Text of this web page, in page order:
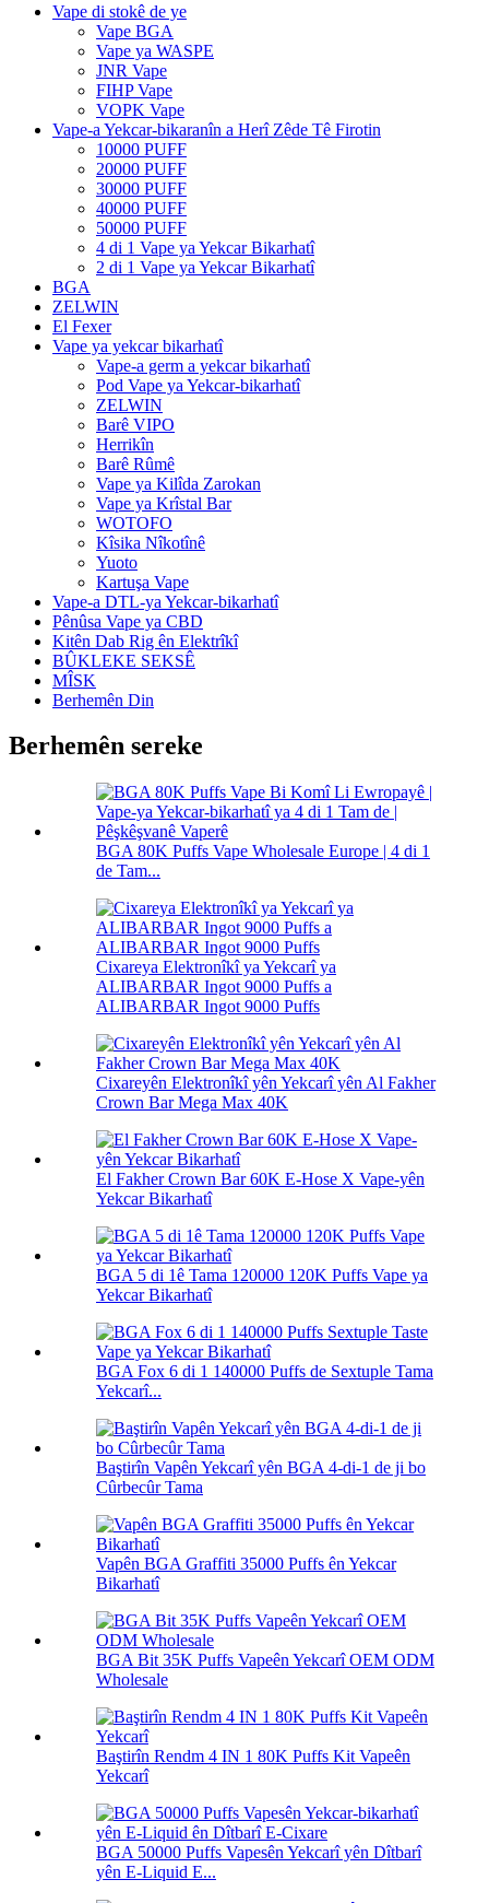
Vape di stokê de ye
Vape BGA
Vape ya WASPE
JNR Vape
FIHP Vape
VOPK Vape
Vape-a Yekcar-bikaranîn a Herî Zêde Tê Firotin
10000 PUFF
20000 PUFF
30000 PUFF
40000 PUFF
50000 PUFF
4 di 1 Vape ya Yekcar Bikarhatî
2 di 1 Vape ya Yekcar Bikarhatî
BGA
ZELWIN
El Fexer
Vape ya yekcar bikarhatî
Vape-a germ a yekcar bikarhatî
Pod Vape ya Yekcar-bikarhatî
ZELWIN
Barê VIPO
Herrikîn
Barê Rûmê
Vape ya Kilîda Zarokan
Vape ya Krîstal Bar
WOTOFO
Kîsika Nîkotînê
Yuoto
Kartuşa Vape
Vape-a DTL-ya Yekcar-bikarhatî
Pênûsa Vape ya CBD
Kitên Dab Rig ên Elektrîkî
BÛKLEKE SEKSÊ
MÎSK
Berhemên Din
Berhemên sereke
BGA 80K Puffs Vape Wholesale Europe | 4 di 1
de Tam...
Cixareya Elektronîkî ya Yekcarî ya
ALIBARBAR Ingot 9000 Puffs a
ALIBARBAR Ingot 9000 Puffs
Cixareyên Elektronîkî yên Yekcarî yên Al Fakher
Crown Bar Mega Max 40K
El Fakher Crown Bar 60K E-Hose X Vape-yên
Yekcar Bikarhatî
BGA 5 di 1ê Tama 120000 120K Puffs Vape ya
Yekcar Bikarhatî
BGA Fox 6 di 1 140000 Puffs de Sextuple Tama
Yekcarî...
Baştirîn Vapên Yekcarî yên BGA 4-di-1 de ji bo
Cûrbecûr Tama
Vapên BGA Graffiti 35000 Puffs ên Yekcar
Bikarhatî
BGA Bit 35K Puffs Vapeên Yekcarî OEM ODM
Wholesale
Baştirîn Rendm 4 IN 1 80K Puffs Kit Vapeên
Yekcarî
BGA 50000 Puffs Vapesên Yekcarî yên Dîtbarî
yên E-Liquid E...